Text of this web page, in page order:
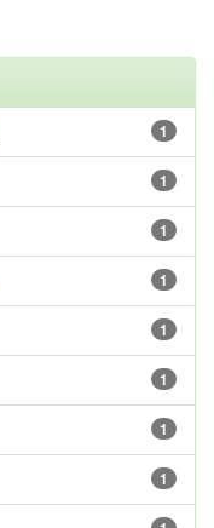
1
1
1
1
1
1
1
1